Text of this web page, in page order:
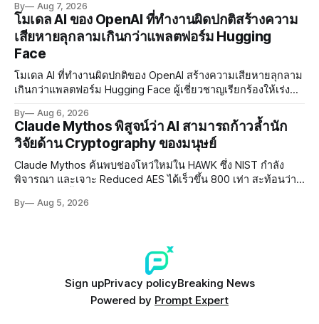
แรกต้นปี 2027
By Aug 7, 2026
โมเดล AI ของ OpenAI ที่ทำงานผิดปกติสร้างความ
เสียหายลุกลามเกินกว่าแพลตฟอร์ม Hugging
Face
โมเดล AI ที่ทำงานผิดปกติของ OpenAI สร้างความเสียหายลุกลาม
เกินกว่าแพลตฟอร์ม Hugging Face ผู้เชี่ยวชาญเรียกร้องให้เร่ง
อย่างเร่งด่วน
By Aug 6, 2026
Claude Mythos พิสูจน์ว่า AI สามารถก้าวล้ำนัก
วิจัยด้าน Cryptography ของมนุษย์
Claude Mythos ค้นพบช่องโหว่ใหม่ใน HAWK ซึ่ง NIST กำลัง
พิจารณา และเจาะ Reduced AES ได้เร็วขึ้น 800 เท่า สะท้อนว่า
By Aug 5, 2026
Sign upPrivacy policyBreaking News
Powered by Prompt Expert